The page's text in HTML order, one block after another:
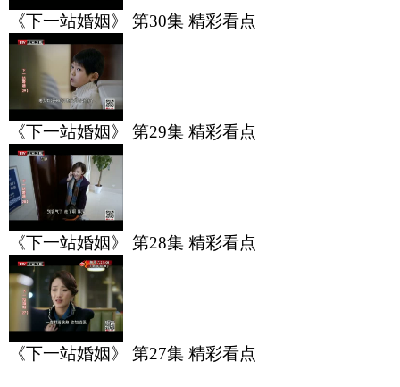
《下一站婚姻》 第30集 精彩看点
《下一站婚姻》 第29集 精彩看点
《下一站婚姻》 第28集 精彩看点
《下一站婚姻》 第27集 精彩看点